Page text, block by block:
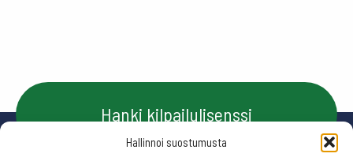
Hallinnoi suostumusta
Hanki kilpailulisenssi